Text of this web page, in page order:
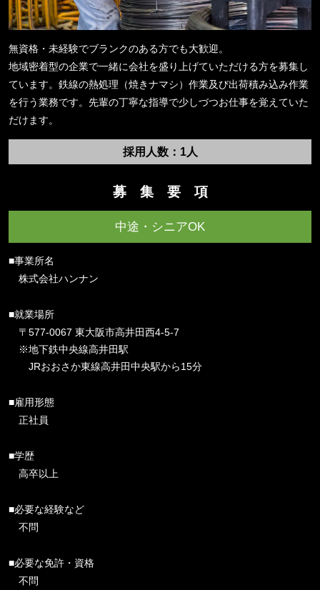
無資格・未経験でブランクのある方でも大歓迎。
地域密着型の企業で一緒に会社を盛り上げていただける方を募集し
ています。鉄線の熱処理（焼きナマシ）作業及び出荷積み込み作業
を行う業務です。先輩の丁寧な指導で少しづつお仕事を覚えていた
だけます。
採用人数：1人
募 集 要 項
中途・シニアOK
■事業所名
株式会社ハンナン
■就業場所
〒577-0067 東大阪市高井田西4-5-7
※地下鉄中央線高井田駅
JRおおさか東線高井田中央駅から15分
■雇用形態
正社員
■学歴
高卒以上
■必要な経験など
不問
■必要な免許・資格
不問